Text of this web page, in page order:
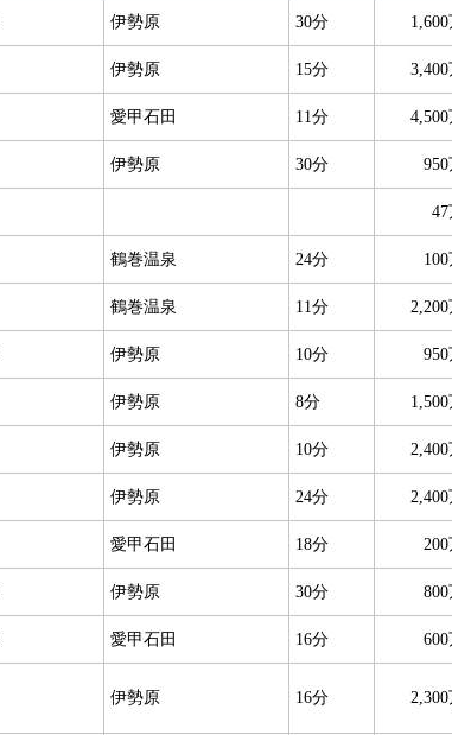
伊勢原 30分
伊勢原 15分 3,400
愛甲石田 11分 4,500
伊勢原 30分 950
47
鶴巻温泉 24分
鶴巻温泉 11分 2,200
伊勢原 10分 950
伊勢原 8分
伊勢原 10分 2,400
伊勢原 24分 2,400
愛甲石田 18分 200
伊勢原 30分 800
愛甲石田 16分 600
伊勢原 16分 2,300